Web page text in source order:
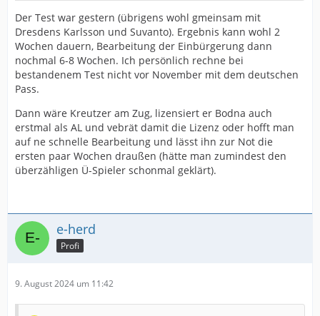
Der Test war gestern (übrigens wohl gmeinsam mit
Dresdens Karlsson und Suvanto). Ergebnis kann wohl 2
Wochen dauern, Bearbeitung der Einbürgerung dann
nochmal 6-8 Wochen. Ich persönlich rechne bei
bestandenem Test nicht vor November mit dem deutschen
Pass.
Dann wäre Kreutzer am Zug, lizensiert er Bodna auch
erstmal als AL und vebrät damit die Lizenz oder hofft man
auf ne schnelle Bearbeitung und lässt ihn zur Not die
ersten paar Wochen draußen (hätte man zumindest den
überzähligen Ü-Spieler schonmal geklärt).
e-herd
Profi
9. August 2024 um 11:42